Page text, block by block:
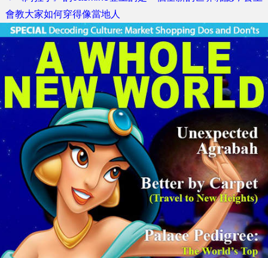
會教大家如何穿得像當地人